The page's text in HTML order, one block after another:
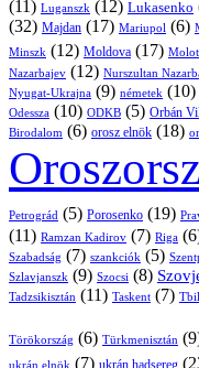
(11) Luganszk (12) Lukasenko
(32) Majdan (17) Mariupol (6)
Minszk (12) Moldova (17)
Nazarbajev (12) Nurszultan
Nyugat-Ukrajna (9) németek (10)
Odessza (10) ODKB (5) Orbán
Birodalom (6) orosz elnök (18)
Petrográd (5) Porosenko (19)
(11) Ramzan Kadirov (7) Riga
Szabadság (7) szankciók (5)
Szlavjanszk (9) Szocsi (8)
Tadzsikisztán (11) Taskent (7)
Törökország (6) Türkmenisztán
ukrán elnök (7) ukrán hadsereg